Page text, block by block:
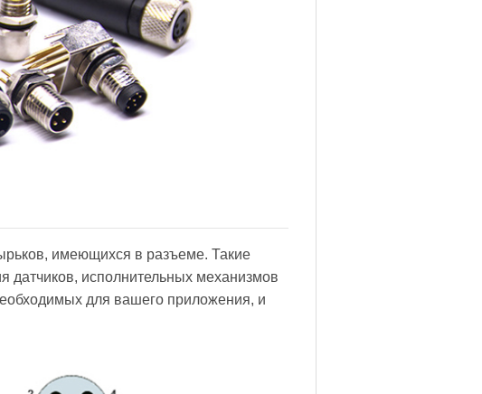
имеющихся в разъеме. Такие
исполнительных механизмов
для вашего приложения, и